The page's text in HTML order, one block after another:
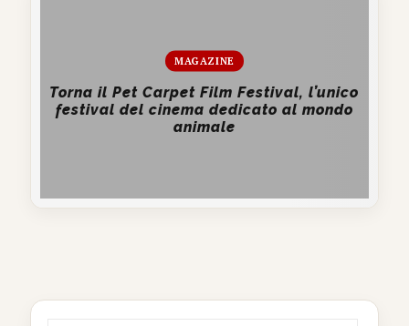
MAGAZINE
Torna il Pet Carpet Film Festival, l’unico
festival del cinema dedicato al mondo
animale